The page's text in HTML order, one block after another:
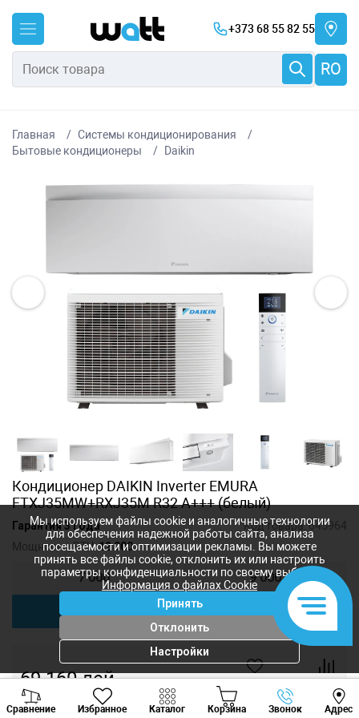
+373 68 55 82 55
RO
Главная
Системы кондиционирования
Бытовые кондиционеры
Daikin
Кондиционер DAIKIN Inverter EMURA
FTXJ35MW+RXJ35M R32 A+++ (белый)
Гарантия 3 года Код товара:645964
Мощность, BTU:12 000
7 000 9 000
69 160лей
Сравнение Избранное Каталог Корзина Звонок Адрес
Viber Whatsapp
Мы используем файлы cookie и аналогичные технологии
для обеспечения надежной работы сайта, анализа
посещаемости и оптимизации рекламы. Вы можете
принять все файлы cookie, отклонить их или настроить
параметры конфиденциальности по своему выбору.
Информация о файлах Cookie
Принять
Отклонить
Настройки